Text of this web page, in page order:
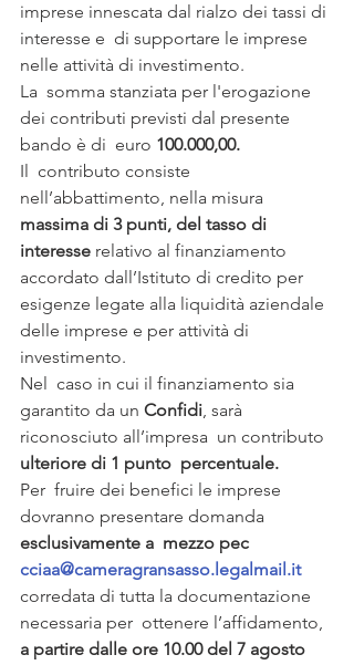
imprese innescata dal rialzo dei tassi di
interesse e  di supportare le imprese
nelle attività di investimento.
La  somma stanziata per l'erogazione
dei contributi previsti dal presente
bando è di  euro 100.000,00.
Il  contributo consiste
nell’abbattimento, nella misura
massima di 3 punti, del tasso di
interesse relativo al finanziamento
accordato dall’Istituto di credito per
esigenze legate alla liquidità aziendale
delle imprese e per attività di
investimento.
Nel  caso in cui il finanziamento sia
garantito da un Confidi, sarà
riconosciuto all’impresa  un contributo
ulteriore di 1 punto  percentuale.
Per  fruire dei benefici le imprese
dovranno presentare domanda
esclusivamente a  mezzo pec
cciaa@cameragransasso.legalmail.it
corredata di tutta la documentazione
necessaria per  ottenere l’affidamento,
a partire dalle ore 10.00 del 7 agosto